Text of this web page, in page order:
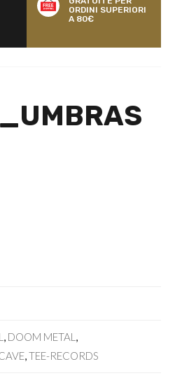
ORDINI SUPERIORI
A 80€
, DOOM METAL ,
,TEE-RECORDS